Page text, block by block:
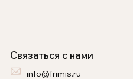
Связаться с нами
info@frimis.ru